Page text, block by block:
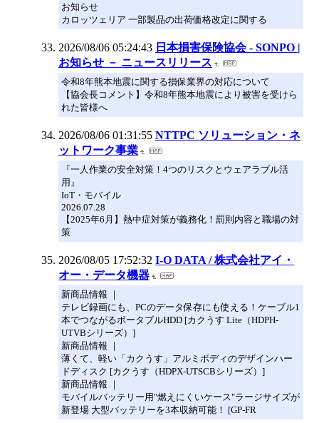
お知らせ
カロッツェリア 一部製品の出荷価格改定に関する
2026/08/06 05:24:43 日本損害保険協会 - SONPO |
お知らせ － ニュースリリース
令和8年熊本地震に関する損保業界の対応について
【協会長コメント】令和8年熊本地震により被害を受けら
れた皆様へ
2026/08/06 01:31:55 NTTPC ソリューション・ネ
ットワーク事業
『一人作業の安全対策！4つのリスクとウェアラブル活
用』
IoT・モバイル
2026.07.28
【2025年6月】熱中症対策が義務化！罰則内容と職場の対
策
2026/08/05 17:52:32 I-O DATA / 株式会社アイ・
オー・データ機器
新商品情報 ｜
テレビ録画にも、PCのデータ保存にも使える！ケーブル1
本でつながるポータブルHDD [カクうす Lite（HDPH-
UTVBシリーズ）]
新商品情報 ｜
薄くて、軽い「カクうす」アルミボディのデザインハー
ドディスク [カクうす（HDPX-UTSCBシリーズ）]
新商品情報 ｜
モバイルバッテリー用"燃えにくいケース"ラージサイズが
新登場 大型バッテリーを3本収納可能！ [GP-FR